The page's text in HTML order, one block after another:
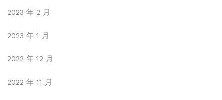
2023 年 2 月
2023 年 1 月
2022 年 12 月
2022 年 11 月